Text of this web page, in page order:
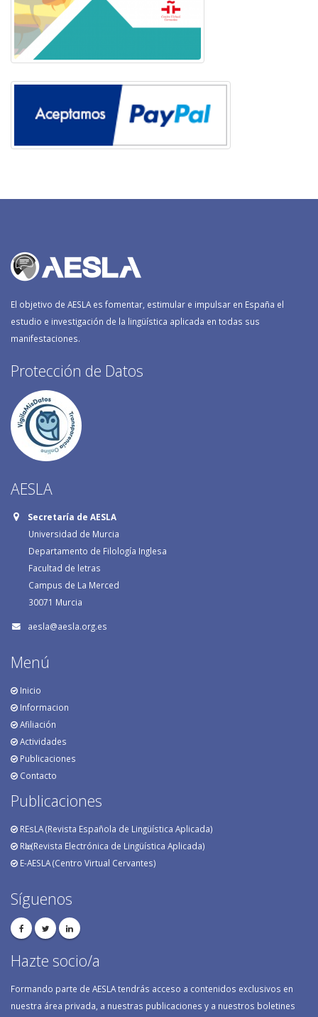
El objetivo de AESLA es fomentar, estimular e impulsar en España el
estudio e investigación de la lingüística aplicada en todas sus
manifestaciones.
Protección de Datos
AESLA
Secretaría de AESLA
Universidad de Murcia
Departamento de Filología Inglesa
Facultad de letras
Campus de La Merced
30071 Murcia
aesla@aesla.org.es
Menú
Inicio
Informacion
Afiliación
Actividades
Publicaciones
Contacto
Publicaciones
REsLA (Revista Española de Lingüística Aplicada)
RӕL (Revista Electrónica de Lingüística Aplicada)
E-AESLA (Centro Virtual Cervantes)
Síguenos
Hazte socio/a
Formando parte de AESLA tendrás acceso a contenidos exclusivos en
nuestra área privada, a nuestras publicaciones y a nuestros boletines